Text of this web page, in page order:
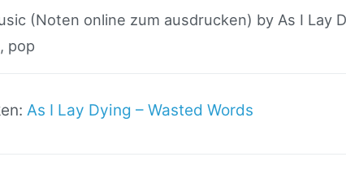
(Noten online zum ausdrucken) by As I Lay
pop
As I Lay Dying – Wasted Words